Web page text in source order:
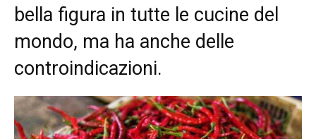
bella figura in tutte le cucine del
mondo, ma ha anche delle
controindicazioni.